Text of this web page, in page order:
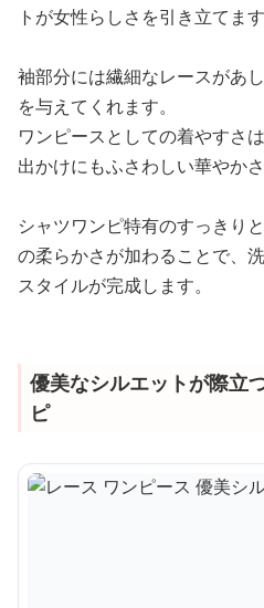
トが女性らしさを引き立てます
袖部分には繊細なレースがあ
を与えてくれます。
ワンピースとしての着やすさ
出かけにもふさわしい華やか
シャツワンピ特有のすっきり
の柔らかさが加わることで、
スタイルが完成します。
優美なシルエットが際立
ピ